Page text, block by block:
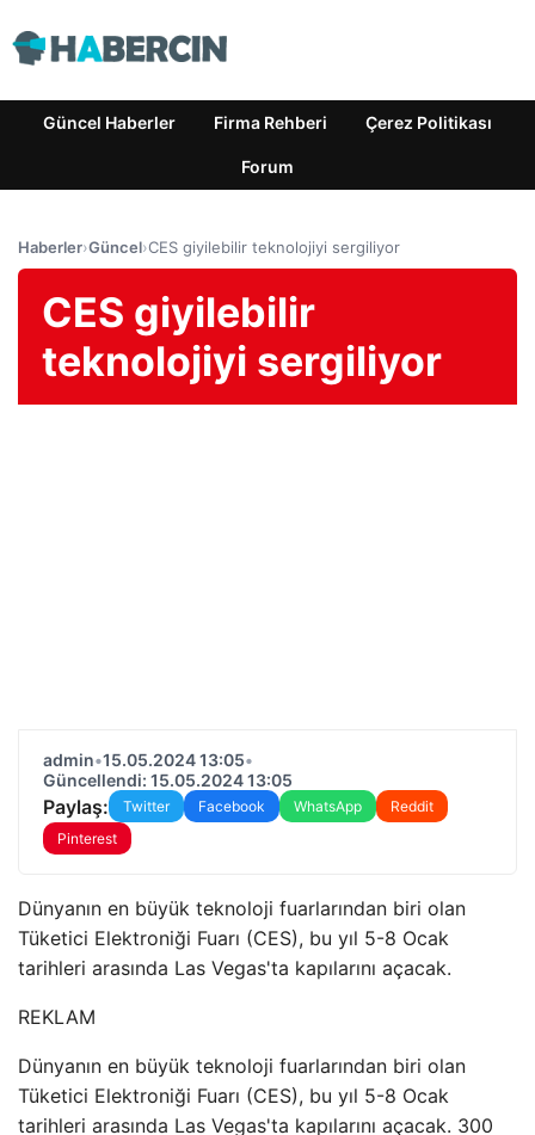
Güncel Haberler Firma Rehberi Çerez Politikası
Forum
Haberler›Güncel›CES giyilebilir teknolojiyi sergiliyor
CES giyilebilir
teknolojiyi sergiliyor
admin•15.05.2024 13:05•
Güncellendi: 15.05.2024 13:05
Paylaş: Twitter Facebook WhatsApp
Reddit
Pinterest
Dünyanın en büyük teknoloji fuarlarından biri olan
Tüketici Elektroniği Fuarı (CES), bu yıl 5-8 Ocak
tarihleri ​​arasında Las Vegas'ta kapılarını açacak.
REKLAM
Dünyanın en büyük teknoloji fuarlarından biri olan
Tüketici Elektroniği Fuarı (CES), bu yıl 5-8 Ocak
tarihleri ​​arasında Las Vegas'ta kapılarını açacak. 300